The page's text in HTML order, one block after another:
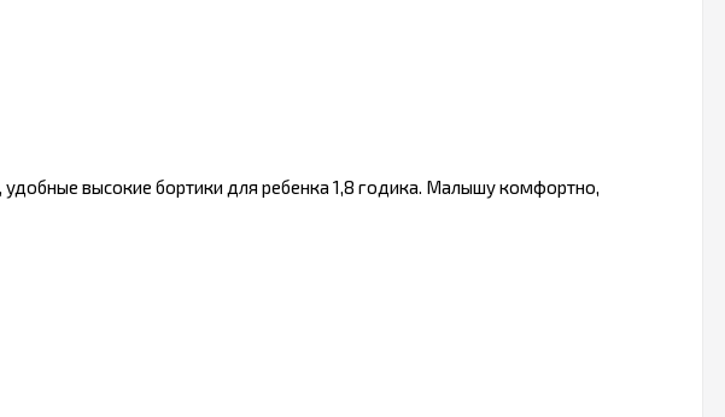
удобные высокие бортики для ребенка 1,8 годика. Малышу комфортно,